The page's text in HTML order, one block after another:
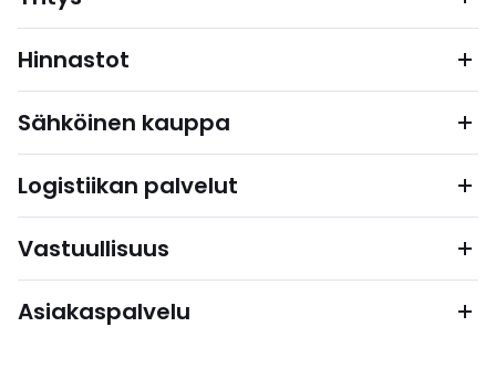
Hinnastot
Sähköinen kauppa
Logistiikan palvelut
Vastuullisuus
Asiakaspalvelu